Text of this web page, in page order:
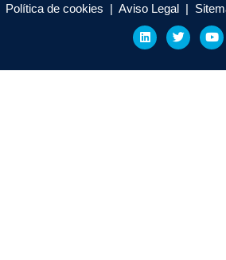
Política de cookies | Aviso Legal |